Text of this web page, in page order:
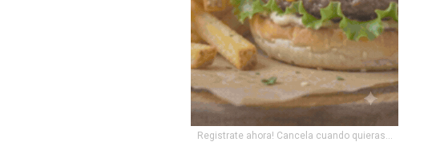
Registrate ahora! Cancela cuando quieras...